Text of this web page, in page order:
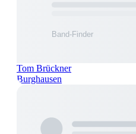
Tom Brückner
Burghausen